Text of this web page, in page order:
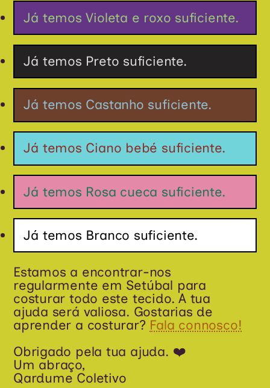
Já temos Violeta e roxo suficiente.
Já temos Preto suficiente.
Já temos Castanho suficiente.
Já temos Ciano bebé suficiente.
Já temos Rosa cueca suficiente.
Já temos Branco suficiente.
Estamos a encontrar-nos
regularmente em Setúbal para
costurar todo este tecido. A tua
ajuda será valiosa. Gostarias de
aprender a costurar? Fala connosco!
Obrigado pela tua ajuda. ❤️
Um abraço,
Qardume Coletivo